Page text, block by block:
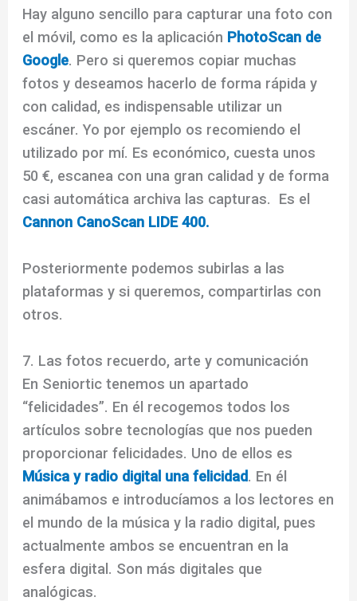
Hay alguno sencillo para capturar una foto con
el móvil, como es la aplicación PhotoScan de
Google. Pero si queremos copiar muchas
fotos y deseamos hacerlo de forma rápida y
con calidad, es indispensable utilizar un
escáner. Yo por ejemplo os recomiendo el
utilizado por mí. Es económico, cuesta unos
50 €, escanea con una gran calidad y de forma
casi automática archiva las capturas. Es el
Cannon CanoScan LIDE 400.
Posteriormente podemos subirlas a las
plataformas y si queremos, compartirlas con
otros.
7. Las fotos recuerdo, arte y comunicación
En Seniortic tenemos un apartado
“felicidades”. En él recogemos todos los
artículos sobre tecnologías que nos pueden
proporcionar felicidades. Uno de ellos es
Música y radio digital una felicidad. En él
animábamos e introducíamos a los lectores en
el mundo de la música y la radio digital, pues
actualmente ambos se encuentran en la
esfera digital. Son más digitales que
analógicas.